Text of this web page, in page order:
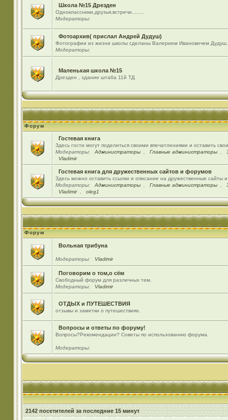
Школа №15 Дрезден
Одноклассники,друзья,встречи........
Модераторы:
Фотоархив( прислал Андрей Дудуш)
Фотографии из жизни школы сделаны Валерием Ивановичем Дудуш.
Модераторы:
Маленькая школа №15
Дрезден , здание штаба 11й ТД
Форум
Гостевая книга
Здесь гости могут поделиться своими впечатлениями и оставить
Модераторы:
Администраторы Главные администраторы
Vladimir
Гостевая книга для дружественных сайтов и форумов
Здесь можно оставить ссылки и описание на дружественные сайты
Модераторы:
Администраторы Главные администраторы
Vladimir
oleg1
Форум
Вольная трибуна
Модераторы: Vladimir
Поговорим о том,о сём
Свободный форум для различных тем.
Модераторы:
Vladimir
ОТДЫХ и ПУТЕШЕСТВИЯ
отзывы и заметки о путешествиях.
Вопросы и ответы по форуму!
Вопросы?Рекомендации? Советы по использованию форума.
Модераторы:
2142 посетителей за последние 15 минут